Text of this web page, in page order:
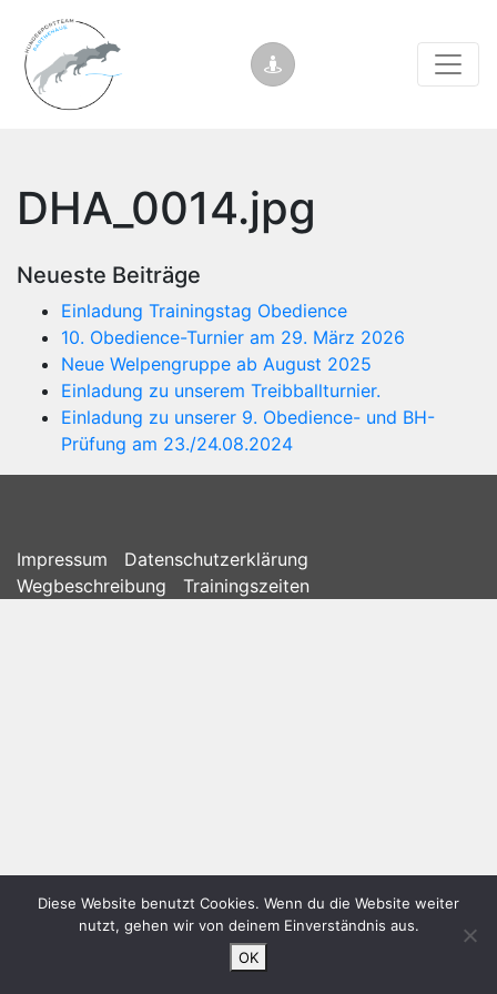
DHA_0014.jpg
Neueste Beiträge
Einladung Trainingstag Obedience
10. Obedience-Turnier am 29. März 2026
Neue Welpengruppe ab August 2025
Einladung zu unserem Treibballturnier.
Einladung zu unserer 9. Obedience- und BH-
Prüfung am 23./24.08.2024
Impressum
Datenschutzerklärung
Wegbeschreibung
Trainingszeiten
Diese Website benutzt Cookies. Wenn du die Website weiter
nutzt, gehen wir von deinem Einverständnis aus.
OK